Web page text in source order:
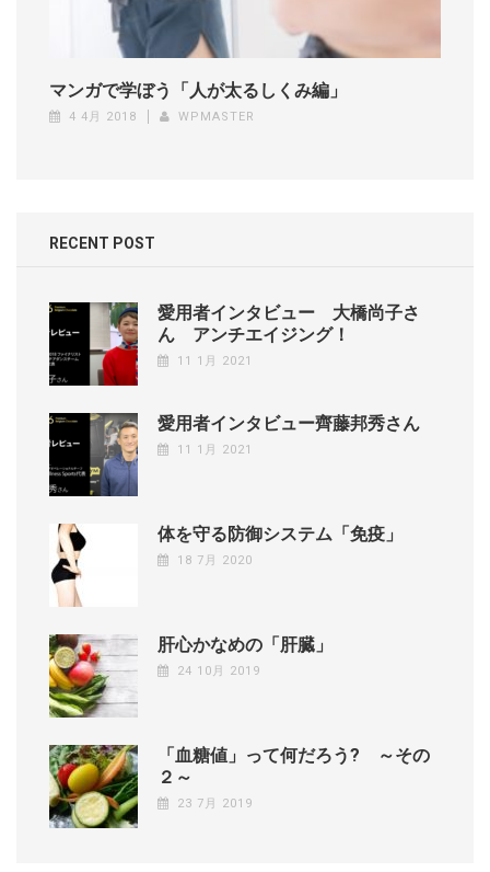
マンガで学ぼう「人が太るしくみ編」
4 4月 2018 WPMASTER
RECENT POST
愛用者インタビュー 大橋尚子さ
ん アンチエイジング！
11 1月 2021
愛用者インタビュー齊藤邦秀さん
11 1月 2021
体を守る防御システム「免疫」
18 7月 2020
肝心かなめの「肝臓」
24 10月 2019
「血糖値」って何だろう? ～その
２～
23 7月 2019